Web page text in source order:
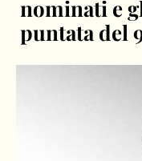
nominati e
puntata del